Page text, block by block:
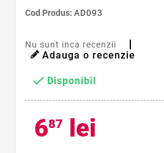
Cod Produs: AD093
Nu sunt inca recenzii
Adauga o recenzie
 Disponibil
687 lei